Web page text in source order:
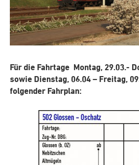
Für die Fahrtage Montag, 29.03.-
sowie Dienstag, 06.04 – Freitag,
folgender Fahrplan: